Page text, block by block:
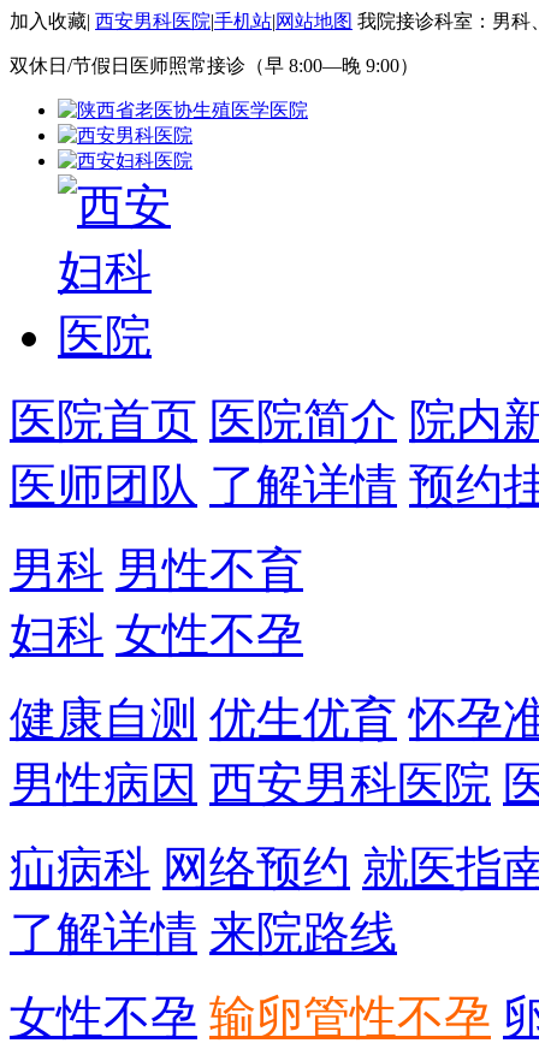
加入收藏| 西安男科医院|手机站|网站地图 我院接诊科室：男科
双休日/节假日医师照常接诊（早 8:00—晚 9:00）
医院首页 医院简介 院内
医师团队 了解详情 预约
男科 男性不育
妇科 女性不孕
健康自测 优生优育 怀孕
男性病因 西安男科医院
疝病科 网络预约 就医指
了解详情 来院路线
女性不孕 输卵管性不孕